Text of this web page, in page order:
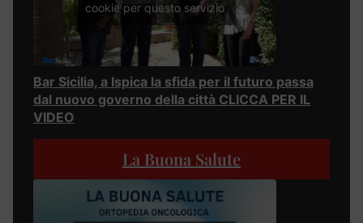
cookie per questo servizio
Bar Sicilia, a Ispica la sfida per il futuro passa
dal nuovo governo della città CLICCA PER IL
VIDEO
La Buona Salute